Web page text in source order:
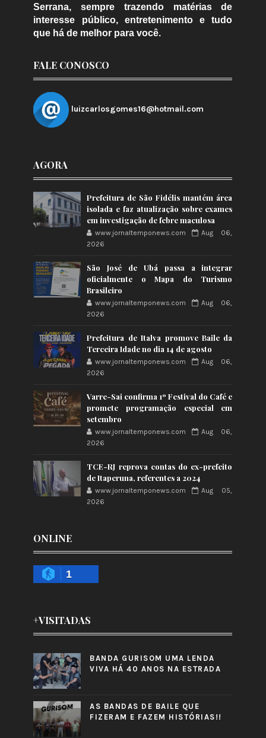
Serrana, sempre trazendo matérias de
interesse público, entretenimento e tudo
que há de melhor para você.
FALE CONOSCO
luizcarlosgomes16@hotmail.com
AGORA
Prefeitura de São Fidélis mantém área
isolada e faz atualização sobre exames
em investigação de febre maculosa
www.jornaltemponews.com
Aug 06,
2026
São José de Ubá passa a integrar
oficialmente o Mapa do Turismo
Brasileiro
www.jornaltemponews.com
Aug 06,
2026
Prefeitura de Italva promove Baile da
Terceira Idade no dia 14 de agosto
www.jornaltemponews.com
Aug 06,
2026
Varre-Sai confirma 1º Festival do Café e
promete programação especial em
setembro
www.jornaltemponews.com
Aug 06,
2026
TCE-RJ reprova contas do ex-prefeito
de Itaperuna, referentes a 2024
www.jornaltemponews.com
Aug 05,
2026
ONLINE
1
+VISITADAS
BANDA GURISOM UMA LENDA
VIVA HÁ 40 ANOS NA ESTRADA
AS BANDAS DE BAILE QUE
FIZERAM E FAZEM HISTÓRIAS!!